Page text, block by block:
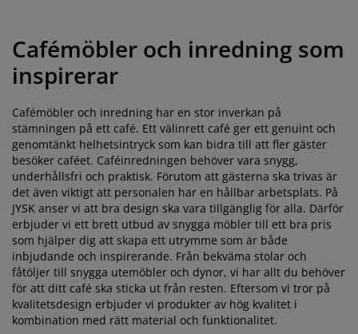
med förvaring
och tillbehör
och sytråd
och stryk
Cafémöbler och inredning som
inspirerar
Cafémöbler och inredning har en stor inverkan på
stämningen på ett café. Ett välinrett café ger ett genuint och
genomtänkt helhetsintryck som kan bidra till att fler gäster
besöker caféet. Caféinredningen behöver vara snygg,
underhållsfri och praktisk. Förutom att gästerna ska trivas är
det även viktigt att personalen har en hållbar arbetsplats. På
JYSK anser vi att bra design ska vara tillgänglig för alla. Därför
erbjuder vi ett brett utbud av snygga möbler till ett bra pris
som hjälper dig att skapa ett utrymme som är både
inbjudande och inspirerande. Från bekväma stolar och
fåtöljer till snygga utemöbler och dynor, vi har allt du behöver
för att ditt café ska sticka ut från resten. Eftersom vi tror på
kvalitetsdesign erbjuder vi produkter av hög kvalitet i
kombination med rätt material och funktionalitet.